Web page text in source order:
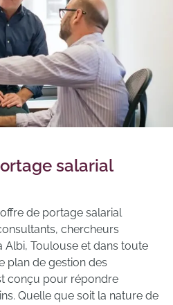
salarial
de portage salarial
chercheurs
Albi, Toulouse et dans toute
plan de gestion des
conçu pour répondre
Quelle que soit la nature de